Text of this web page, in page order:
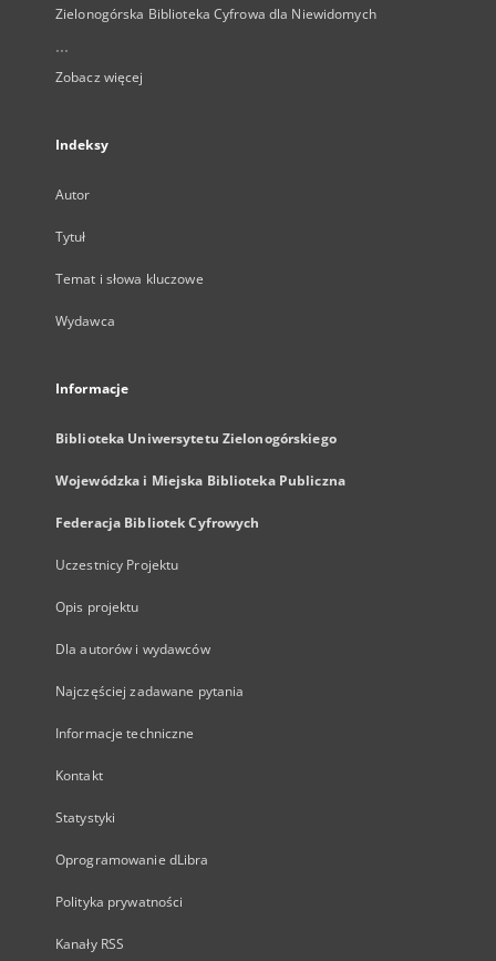
Zielonogórska Biblioteka Cyfrowa dla Niewidomych
...
Zobacz więcej
Indeksy
Autor
Tytuł
Temat i słowa kluczowe
Wydawca
Informacje
Biblioteka Uniwersytetu Zielonogórskiego
Wojewódzka i Miejska Biblioteka Publiczna
Federacja Bibliotek Cyfrowych
Uczestnicy Projektu
Opis projektu
Dla autorów i wydawców
Najczęściej zadawane pytania
Informacje techniczne
Kontakt
Statystyki
Oprogramowanie dLibra
Polityka prywatności
Kanały RSS